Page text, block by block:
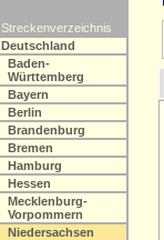
Streckenverzeichnis
Deutschland
Baden-
Württemberg
Bayern
Berlin
Brandenburg
Bremen
Hamburg
Hessen
Mecklenburg-
Vorpommern
Niedersachsen